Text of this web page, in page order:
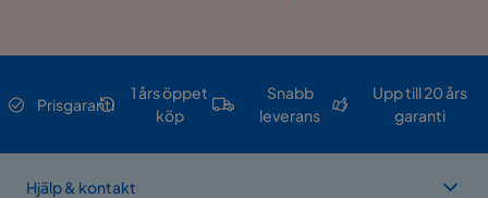
Prisgaranti
1 års öppet
köp
Snabb
leverans
Upp till 20 års
garanti
Hjälp & kontakt